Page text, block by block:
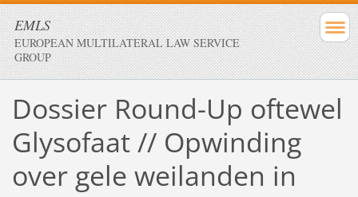
EMLS
EUROPEAN MULTILATERAL LAW SERVICE
GROUP
Dossier Round-Up oftewel
Glysofaat // Opwinding
over gele weilanden in